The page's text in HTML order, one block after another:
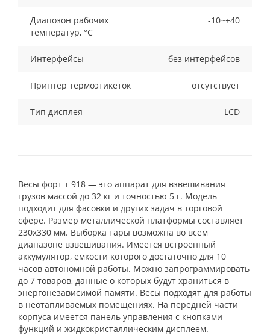
Диапозон рабочих
температур, °С
-10~+40
Интерфейсы без интерфейсов
Принтер термоэтикеток отсутствует
Тип дисплея LCD
Весы форт т 918 — это аппарат для взвешивания
грузов массой до 32 кг и точностью 5 г. Модель
подходит для фасовки и других задач в торговой
сфере. Размер металлической платформы составляет
230х330 мм. Выборка тары возможна во всем
диапазоне взвешивания. Имеется встроенный
аккумулятор, емкости которого достаточно для 10
часов автономной работы. Можно запрограммировать
до 7 товаров, данные о которых будут храниться в
энергонезависимой памяти. Весы подходят для работы
в неотапливаемых помещениях. На передней части
корпуса имеется панель управления с кнопками
функций и жидкокристаллическим дисплеем.